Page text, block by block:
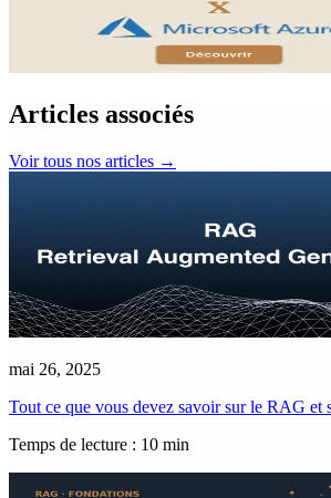
Articles associés
Voir tous nos articles →
mai 26, 2025
Tout ce que vous devez savoir sur le RAG et
Temps de lecture : 10 min